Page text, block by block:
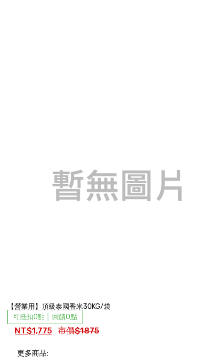
【營業用】頂級泰國香米30KG/袋
可抵扣0點 │ 回饋0點
NT$1,775 市價$1875
更多商品: